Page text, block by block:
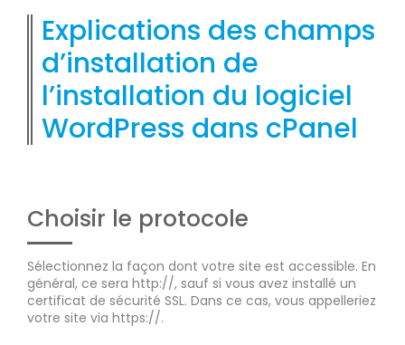
Explications des champs
d’installation de
l’installation du logiciel
WordPress dans cPanel
Choisir le protocole
Sélectionnez la façon dont votre site est accessible. En
général, ce sera http://, sauf si vous avez installé un
certificat de sécurité SSL. Dans ce cas, vous appelleriez
votre site via https://.